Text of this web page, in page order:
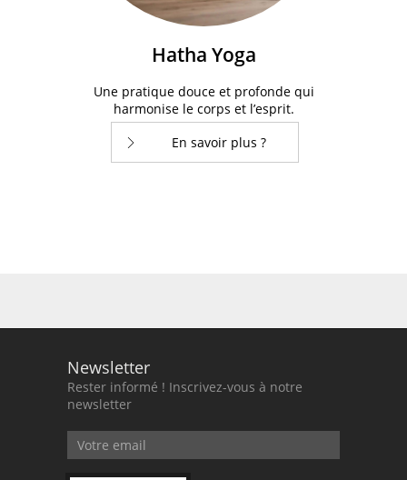
Hatha Yoga
Une pratique douce et profonde qui
harmonise le corps et l’esprit.
En savoir plus ?
Newsletter
Rester informé ! Inscrivez-vous à notre
newsletter